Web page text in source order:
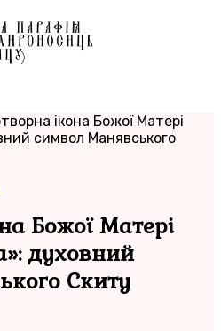
ікона Божої Матері
символ Манявського
Божої Матері
духовний
Скиту